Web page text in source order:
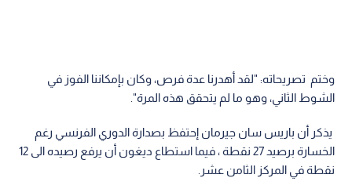
وختم تصريحاته: "لقد أهدرنا عدة فرص، وكان بإمكاننا الفوز في
الشوط الثاني، وهو ما لم يتحقق هذه المرة".
يذكر أن باريس سان جيرمان إحتفظ بصدارة الدوري الفرنسي رغم
الخسارة برصيد 27 نقطة ، فيما استطاع ديغون أن يرفع رصيده الى 12
نقطة في المركز الثامن عشر.